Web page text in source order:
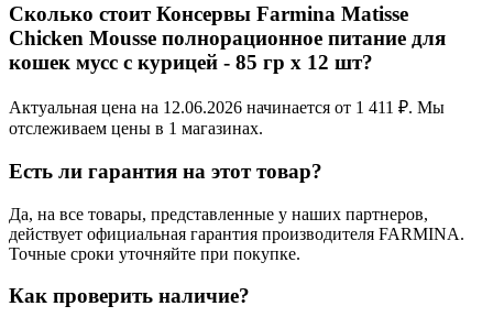
Сколько стоит Консервы Farmina Matisse
Chicken Mousse полнорационное питание для
кошек мусс с курицей - 85 гр х 12 шт?
Актуальная цена на 12.06.2026 начинается от 1 411 ₽. Мы
отслеживаем цены в 1 магазинах.
Есть ли гарантия на этот товар?
Да, на все товары, представленные у наших партнеров,
действует официальная гарантия производителя FARMINA.
Точные сроки уточняйте при покупке.
Как проверить наличие?